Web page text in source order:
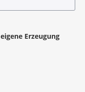
Erzeugung